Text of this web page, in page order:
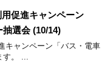
用促進キャンペーン
選会 (10/14)
キャンペーン「バス・電車
。 ...